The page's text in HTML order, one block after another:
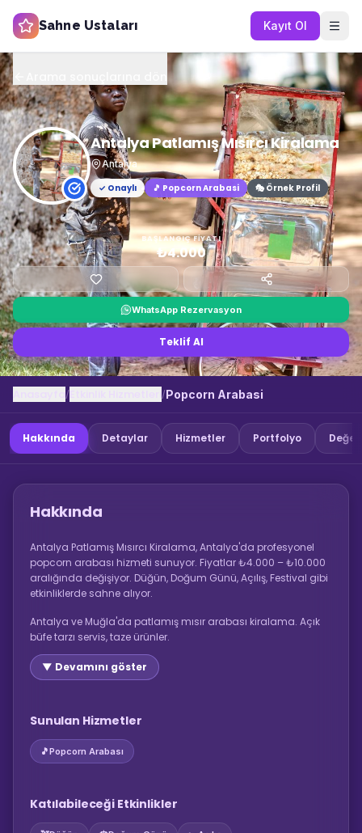
Sahne Ustaları Kayıt Ol
Antalya Patlamış Mısırcı Kiralama
Antalya
✓ Onaylı
🎵 Popcorn Arabasi 🎭 Örnek Profil
BAŞLANGIÇ FIYATI
₺4.000
WhatsApp Rezervasyon
Teklif Al
/ /Popcorn Arabasi
Hakkında Detaylar Hizmetler Portfolyo
Hakkında
Antalya Patlamış Mısırcı Kiralama, Antalya'da profesyonel
popcorn arabası hizmeti sunuyor. Fiyatlar ₺4.000 – ₺10.000
aralığında değişiyor. Düğün, Doğum Günü, Açılış, Festival gibi
etkinliklerde sahne alıyor.
Antalya ve Muğla'da patlamış mısır arabası kiralama. Açık
büfe tarzı servis, taze ürünler.
▼ Devamını göster
Sunulan Hizmetler
🎵Popcorn Arabası
Katılabileceği Etkinlikler